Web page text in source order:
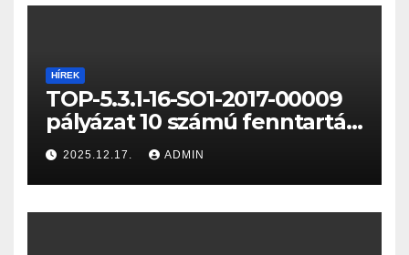
HÍREK
TOP-5.3.1-16-SO1-2017-00009
pályázat 10 számú fenntartási
jelentése
2025.12.17. ADMIN